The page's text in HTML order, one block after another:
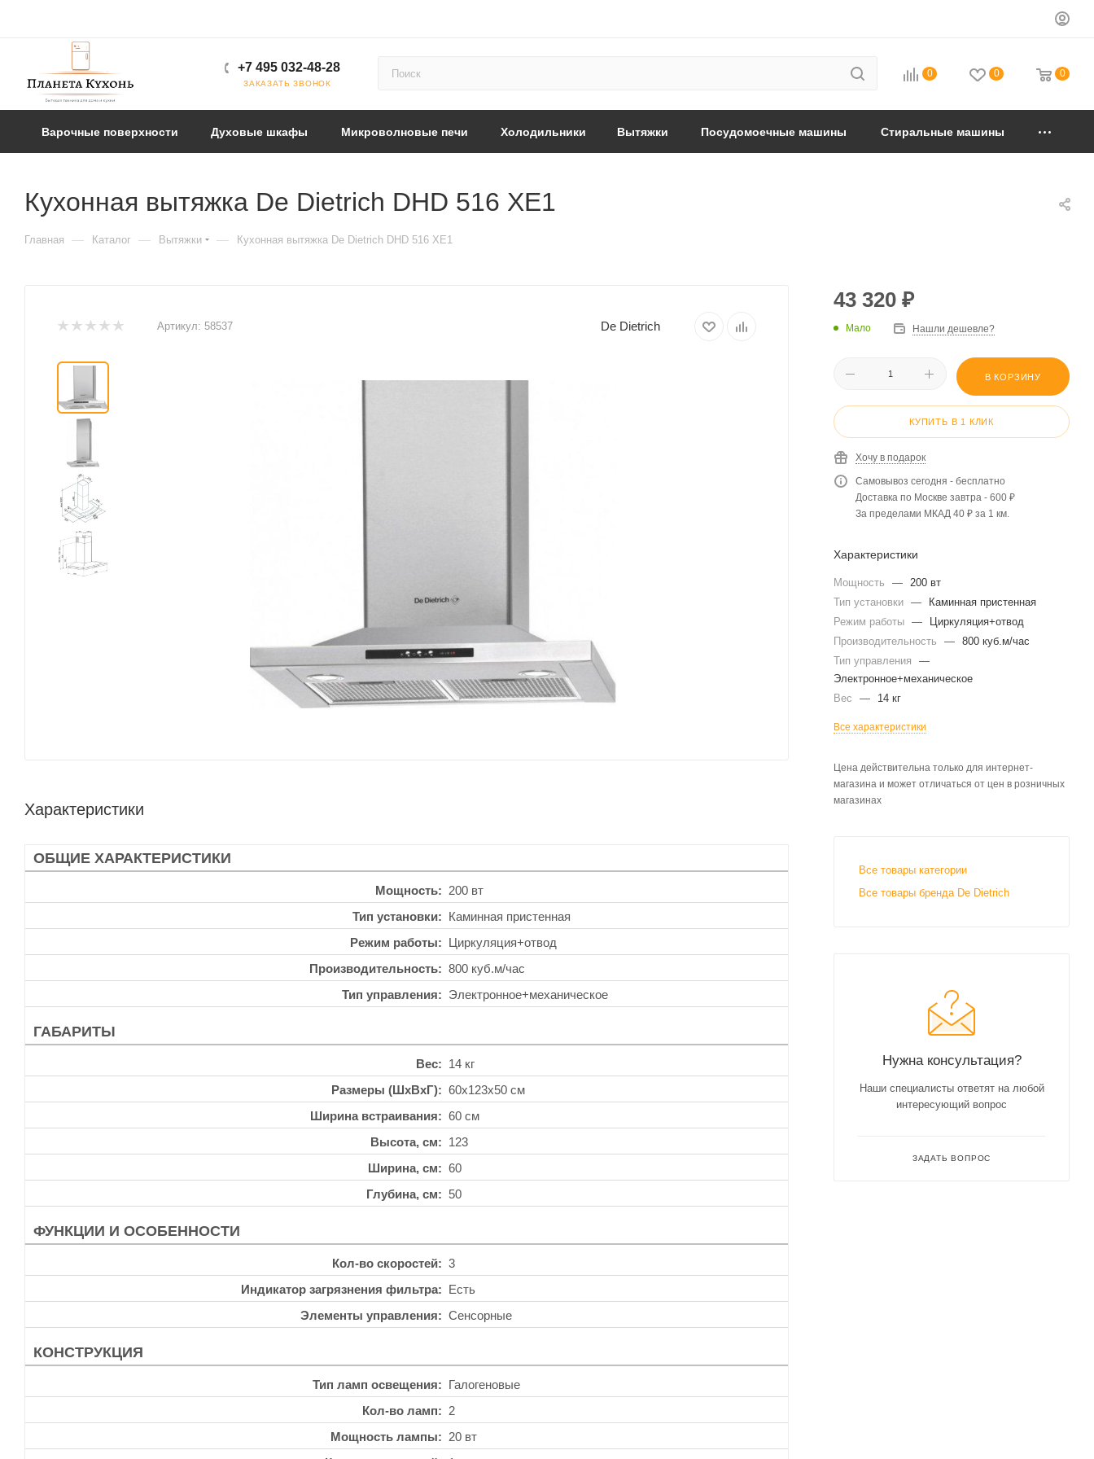
+7 495 032-48-28
ЗАКАЗАТЬ ЗВОНОК
0 0 0
Варочные поверхности Духовые шкафы Микроволновые печи Холодильники Вытяжки Посудомоечные машины Стиральные машины
Кухонная вытяжка De Dietrich DHD 516 XE1
Главная — Каталог — Вытяжки — Кухонная вытяжка De Dietrich DHD 516 XE1
Артикул: 58537 De Dietrich
Характеристики
ОБЩИЕ ХАРАКТЕРИСТИКИ
Мощность
200 вт
Тип установки
Каминная пристенная
Режим работы
Циркуляция+отвод
Производительность
800 куб.м/час
Тип управления
Электронное+механическое
ГАБАРИТЫ
Вес
14 кг
Размеры (ШхВхГ)
60x123x50 см
Ширина встраивания
60 см
Высота, см
123
Ширина, см
60
Глубина, см
50
ФУНКЦИИ И ОСОБЕННОСТИ
Кол-во скоростей
3
Индикатор загрязнения фильтра
Есть
Элементы управления
Сенсорные
КОНСТРУКЦИЯ
Тип ламп освещения
Галогеновые
Кол-во ламп
2
Мощность лампы
20 вт
43 320 ₽
Мало Нашли дешевле?
В КОРЗИНУ
КУПИТЬ В 1 КЛИК
Хочу в подарок
Самовывоз сегодня - бесплатно
Доставка по Москве завтра - 600 ₽
За пределами МКАД 40 ₽ за 1 км.
Характеристики
Мощность —
200 вт
Тип установки —
Каминная пристенная
Режим работы —
Циркуляция+отвод
Производительность
— 800 куб.м/час
Тип управления
—
Электронное+механическое
Вес
— 14 кг
Все характеристики
Цена действительна только для интернет-
магазина и может отличаться от цен в розничных
магазинах
Все товары категории
Все товары бренда De Dietrich
Нужна консультация?
Наши специалисты ответят на любой
интересующий вопрос
ЗАДАТЬ ВОПРОС